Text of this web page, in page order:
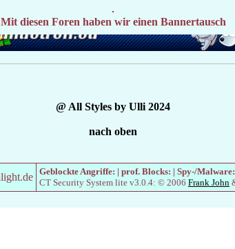
Mit diesen Foren haben wir einen Bannertausch
@ All Styles by Ulli 2024
nach oben
Geblockte Angriffe: | prof. Blocks: | Spy-/Malware:
CT Security System lite v3.0.4: © 2006 Frank John